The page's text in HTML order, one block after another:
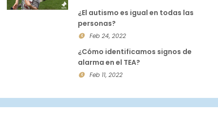
¿El autismo es igual en todas las
personas?
Feb 24, 2022
¿Cómo identificamos signos de
alarma en el TEA?
Feb 11, 2022